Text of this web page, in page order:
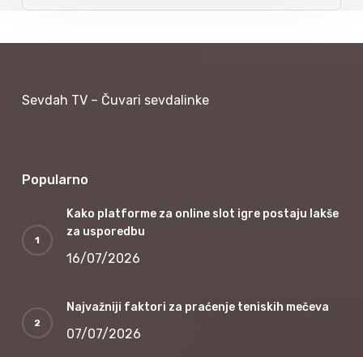
Sevdah TV – Čuvari sevdalinke
Popularno
Kako platforme za online slot igre postaju lakše
za usporedbu
16/07/2026
Najvažniji faktori za praćenje teniskih mečeva
07/07/2026